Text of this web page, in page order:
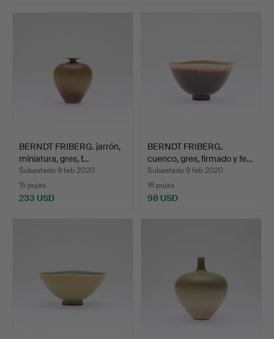
BERNDT FRIBERG. jarrón,
miniatura, gres, f…
Subastado 9 feb 2020
15 pujas
233 USD
BERNDT FRIBERG.
cuenco, gres, firmado y fe…
Subastado 9 feb 2020
16 pujas
98 USD